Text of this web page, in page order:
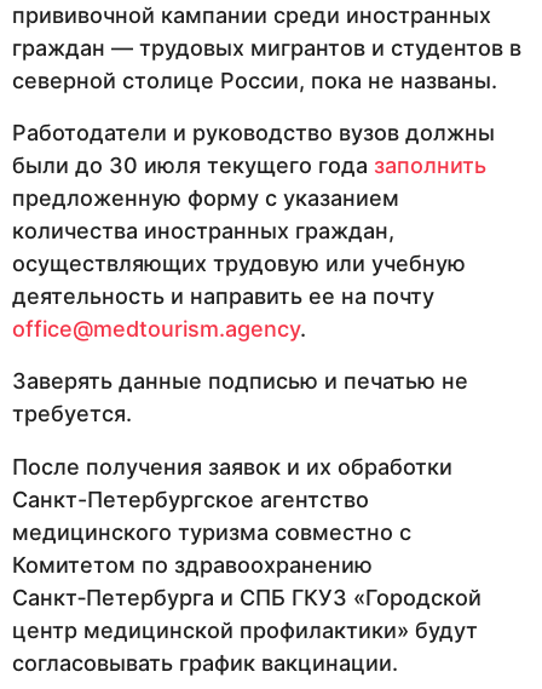
прививочной кампании среди иностранных
граждан — трудовых мигрантов и студентов в
северной столице России, пока не названы.
Работодатели и руководство вузов должны
были до 30 июля текущего года заполнить
предложенную форму с указанием
количества иностранных граждан,
осуществляющих трудовую или учебную
деятельность и направить ее на почту
office@medtourism.agency.
Заверять данные подписью и печатью не
требуется.
После получения заявок и их обработки
Санкт-Петербургское агентство
медицинского туризма совместно с
Комитетом по здравоохранению
Санкт‑Петербурга и СПБ ГКУЗ «Городской
центр медицинской профилактики» будут
согласовывать график вакцинации.